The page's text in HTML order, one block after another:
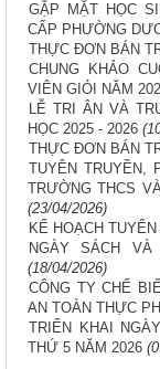
GẶP MẶT HỌC
CẤP PHƯỜNG
THỰC ĐƠN BÁN
CHUNG KHẢO
VIÊN GIỎI NĂM
LỄ TRI ÂN VÀ
HỌC 2025 - 2026
THỰC ĐƠN BÁN
TUYÊN TRUYỀN,
TRƯỜNG THCS
(23/04/2026)
KẾ HOẠCH
NGÀY SÁCH
(18/04/2026)
CÔNG TY CHẾ
AN TOÀN THỰC
TRIỂN KHAI
THỨ 5 NĂM 2026